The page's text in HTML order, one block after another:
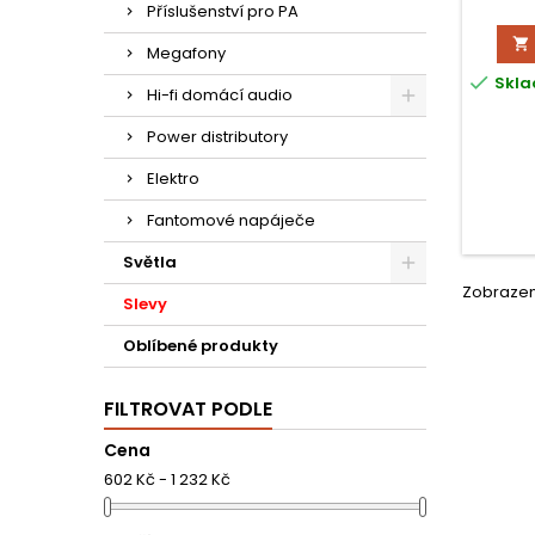
Příslušenství pro PA
Megafony
Hi-fi domácí audio
Power distributory
Elektro
Fantomové napáječe
Světla
Slevy
Oblíbené produkty
FILTROVAT PODLE
Cena
602 Kč - 1 232 Kč

